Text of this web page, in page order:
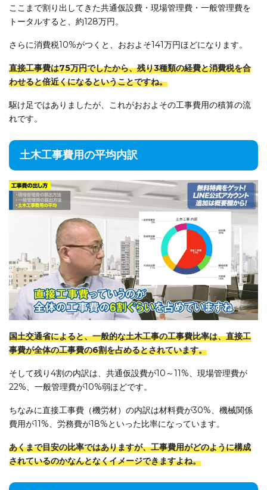
ここまで割り出してきた共通仮設費・現場管理費・一般管理費を
トータルすると、約128万円。
さらに消費税10%がつくと、おおよそ141万円ほどになります。
直接工事費は75万円でしたから、残り3種類の経費と消費税を合
わせると倍近くになるということですね。
駆け足ではありましたが、これがおおよその工事費用の積算の流
れです。
土木工事費用の平均内訳
国土交通省によると、一般的な土木工事の工事費比率は、直接工
事費が全体の工事費の6割を占めるとされています。
そして残り4割の内訳は、共通仮設費が10～11%、現場管理費が
22%、一般管理費が10%弱ほどです。
ちなみに直接工事費（機労材）の内訳は材料費が30%、機械関係
費用が11%、労務費が18%といった比率になっています。
あくまで目安の比率ではありますが、工事費用がどのように構成
されているのかなんとなくイメージできますよね。